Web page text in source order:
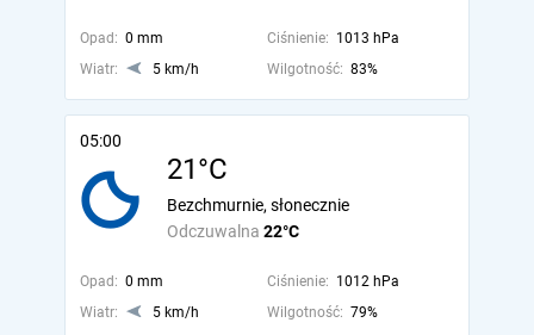
Opad: 0 mm Ciśnienie: 1013 hPa
Wiatr:
5 km/h Wilgotność: 83%
05:00
21°C
Odczuwalna 22°C
Bezchmurnie, słonecznie
Opad: 0 mm Ciśnienie: 1012 hPa
Wiatr:
5 km/h Wilgotność: 79%